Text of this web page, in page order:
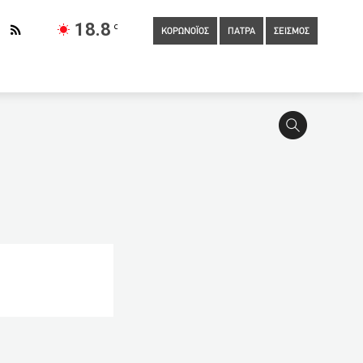
18.8 C
ΚΟΡΩΝΟΪΟΣ ΠΑΤΡΑ ΣΕΙΣΜΟΣ
Μηδέν κρούσματα: «Εξαφανίστηκε» φέτος η γρίπη, το
Συνελήφθη καλλιεργητής ναρκωτικών σε